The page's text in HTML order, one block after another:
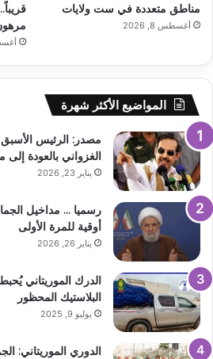
مناطق متعددة في ست ولايات
أغسطس 8, 2026
أغسطس
المواضيع الأكثر شهرة
مصدر: الرئيس الأسبق
الغزواني بالعودة إلى
يناير 23, 2026
أوقية للمرة الأولى
يناير 26, 2026
البلاستيك المحظور
يوليو 9, 2025
الدوري الموريتاني: